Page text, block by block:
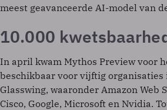
meest geavanceerde AI-model van
10.000
In april kwam Mythos Preview voor
beschikbaar voor vijftig organisaties
Glasswing, waaronder Amazon Web
Cisco, Google, Microsoft en Nvidia.